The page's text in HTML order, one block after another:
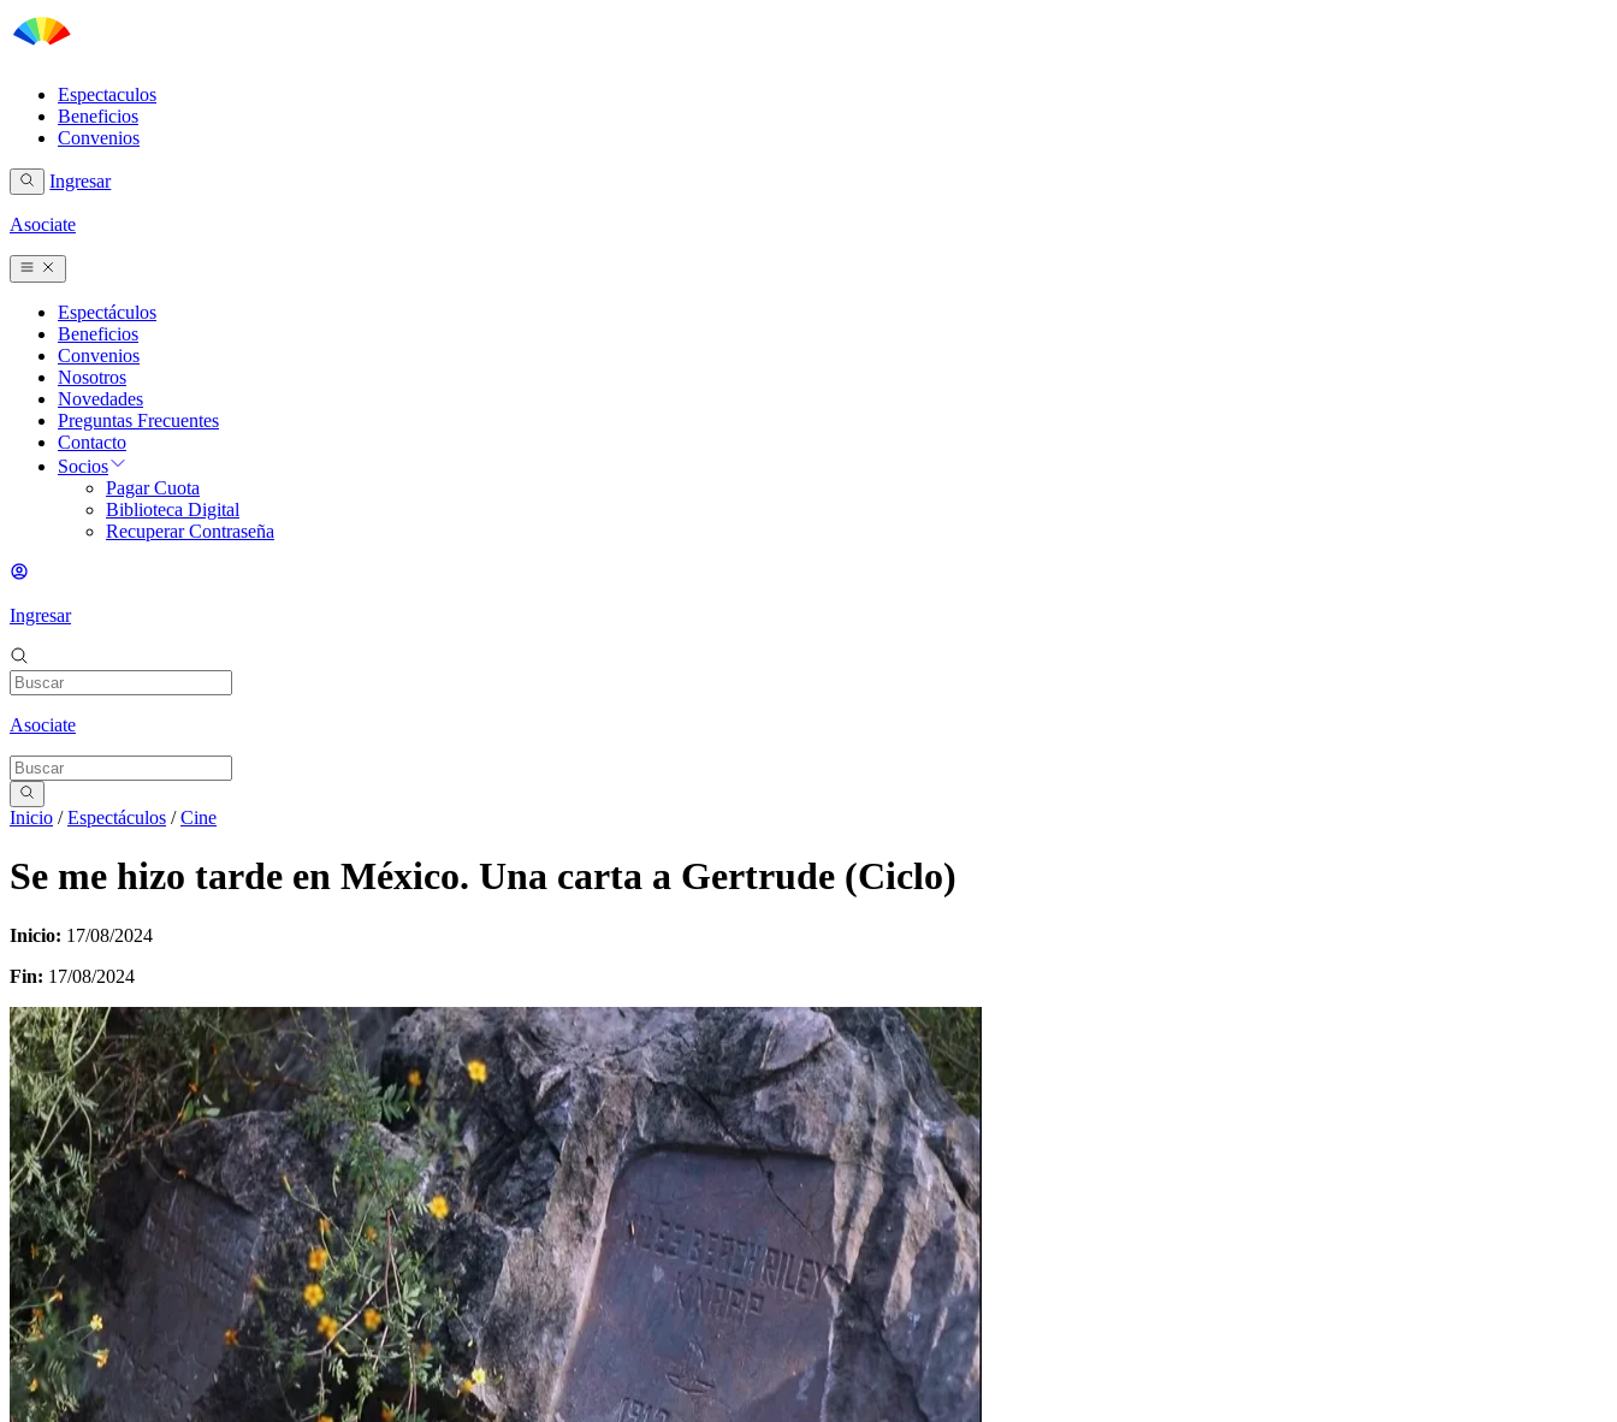
Espectaculos
Beneficios
Convenios
Ingresar
Asociate
Espectáculos
Beneficios
Convenios
Nosotros
Novedades
Preguntas Frecuentes
Contacto
Socios
Pagar Cuota
Biblioteca Digital
Recuperar Contraseña
Ingresar
Asociate
Inicio /Espectáculos /Cine
Se me hizo tarde en México. Una carta a Gertrude (Ciclo)
Inicio: 17/08/2024
Fin: 17/08/2024